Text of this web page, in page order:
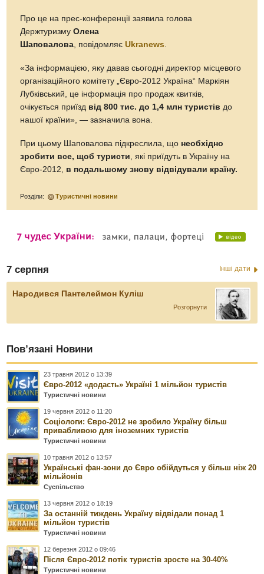
Про це на прес-конференції заявила голова
ДержтуризмуОлена
Шаповалова , повідомляєUkranews
«За інформацією, яку давав сьогодні директор місцевого
організаційного комітету „Євро-2012 Україна“ Маркіян
Лубківський, це інформація про продаж квитків,
очікується приїзд від 800 тис. до 1,4 млн туристів до
нашої країни», — зазначила вона.
При цьому Шаповалова підкреслила, що необхідно
зробити все, щоб туристи , які приїдуть в Україну на
Євро-2012, в подальшому знову відвідували країну.
Розділи: Туристичні новини
7 серпня Інші дати
Народився Пантелеймон Куліш
Розгорнути
Пов’язані Новини
23 травня 2012 о 13:39
Євро-2012 «додасть» Україні 1 мільйон туристів
Туристичні новини
19 червня 2012 о 11:20
Соціологи: Євро-2012 не зробило Україну більш
привабливою для іноземних туристів
Туристичні новини
10 травня 2012 о 13:57
Українські фан-зони до Євро обійдуться у більш ніж 20
мільйонів
Суспільство
13 червня 2012 о 18:19
За останній тиждень Україну відвідали понад 1
мільйон туристів
Туристичні новини
12 березня 2012 о 09:46
Після Євро-2012 потік туристів зросте на 30-40%
Туристичні новини